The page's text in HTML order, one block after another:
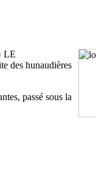
LE
des hunaudières
passé sous la